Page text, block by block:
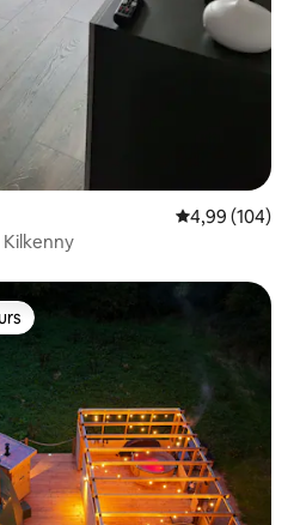
Évaluation
4,99 (104)
Kilkenny
les plus appréciés